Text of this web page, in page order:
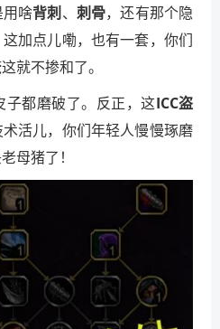
啥背刺 、 刺骨，还有那个隐
这加点儿嘞，也有一套，你们
就不掺和了。
都磨破了。反正，这ICC盗
活儿，你们年轻人慢慢琢磨
母猪了！